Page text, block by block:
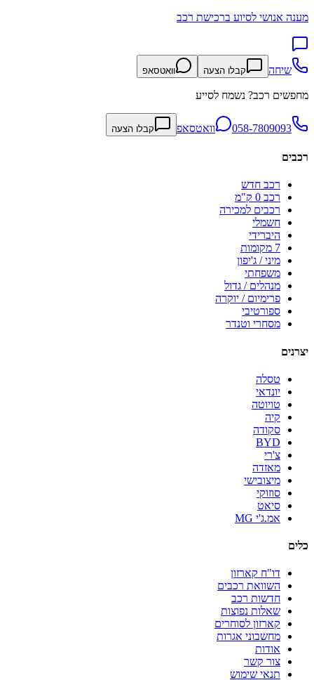
מענה אנושי לסיוע ברכישת רכב
שיחה קבלו הצעה וואטסאפ
מחפשים רכב? נשמח לסייע
058-7809093 וואטסאפ קבלו הצעה
רכבים
רכב חדש
רכב 0 ק"מ
רכבים למכירה
חשמלי
היברידי
7 מקומות
מיני / ג'יפון
משפחתי
מנהלים / גדול
פרימיום / יוקרה
ספורטיבי
מסחרי וטנדר
יצרנים
טסלה
יונדאי
טויוטה
קיה
סקודה
BYD
צ'רי
מאזדה
מיצובישי
סוזוקי
סיאט
אמ.ג'י MG
כלים
דו"ח קארזון
השוואת רכבים
חדשות רכב
שאלות נפוצות
קארזון לסוחרים
מחשבוני אגרות
אודות
צור קשר
תנאי שימוש